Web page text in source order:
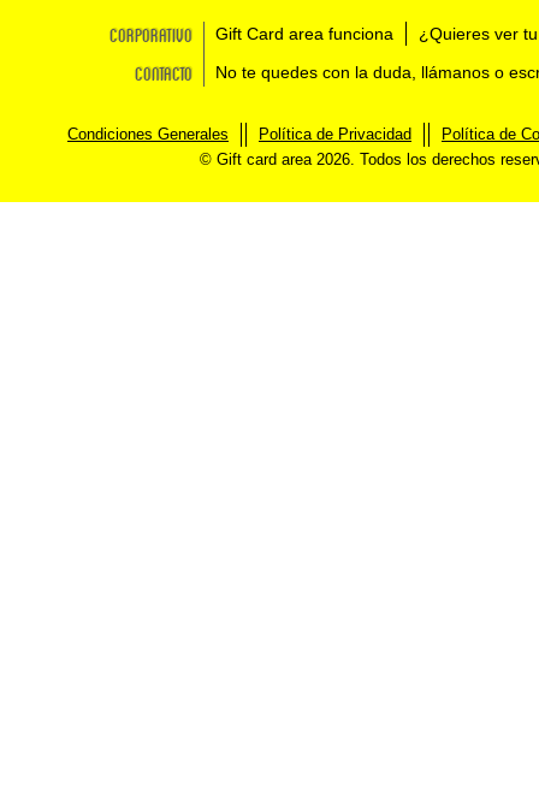
Corporativo Gift Card area funciona ¿Quieres ver
Contacto No te quedes con la duda, llámanos o
Condiciones Generales Política de Privacidad
Política de
© Gift card area 2026. Todos los derechos